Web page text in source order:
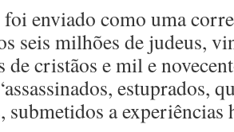
enviado como uma
seis milhões de judeus,
de cristãos e mil e
estuprados,
submetidos a experiências